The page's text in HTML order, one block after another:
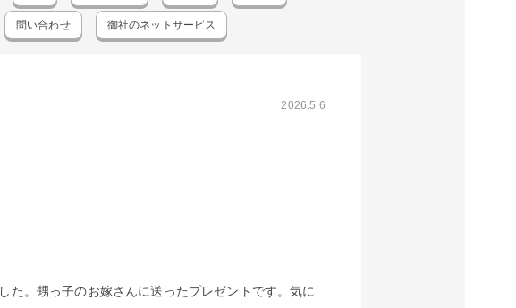
問い合わせ 御社のネットサービス
2026.5.6
た。甥っ子のお嫁さんに送ったプレゼントです。気に